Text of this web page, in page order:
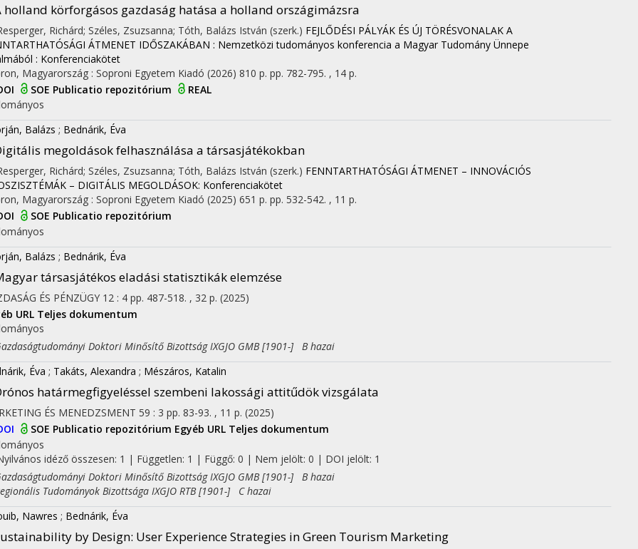
holland körforgásos gazdaság hatása a holland országimázsra
Richárd; Széles, Zsuzsanna; Tóth, Balázs István (szerk.) FEJLŐDÉSI PÁLYÁK ÉS ÚJ TÖRÉSVONALAK A
ÁTMENET IDŐSZAKÁBAN : Nemzetközi tudományos konferencia a Magyar Tudomány Ünnepe
: Konferenciakötet
Magyarország : Soproni Egyetem Kiadó (2026) 810 p. pp. 782-795. , 14 p.
SOE Publicatio repozitórium
REAL
Balázs ; Bednárik, Éva
megoldások felhasználása a társasjátékokban
Richárd; Széles, Zsuzsanna; Tóth, Balázs István (szerk.) FENNTARTHATÓSÁGI ÁTMENET – INNOVÁCIÓS
– DIGITÁLIS MEGOLDÁSOK: Konferenciakötet
Magyarország : Soproni Egyetem Kiadó (2025) 651 p. pp. 532-542. , 11 p.
SOE Publicatio repozitórium
Balázs ; Bednárik, Éva
társasjátékos eladási statisztikák elemzése
ÉS PÉNZÜGY 12 : 4 pp. 487-518. , 32 p. (2025)
URL Teljes dokumentum
Doktori Minősítő Bizottság IXGJO GMB [1901-] B hazai
Éva ; Takáts, Alexandra ; Mészáros, Katalin
határmegfigyeléssel szembeni lakossági attitűdök vizsgálata
ÉS MENEDZSMENT 59 : 3 pp. 83-93. , 11 p. (2025)
SOE Publicatio repozitórium Egyéb URL Teljes dokumentum
idéző összesen: 1 | Független: 1 | Függő: 0 | Nem jelölt: 0 | DOI jelölt: 1
Doktori Minősítő Bizottság IXGJO GMB [1901-] B hazai
Tudományok Bizottsága IXGJO RTB [1901-] C hazai
Nawres ; Bednárik, Éva
by Design: User Experience Strategies in Green Tourism Marketing